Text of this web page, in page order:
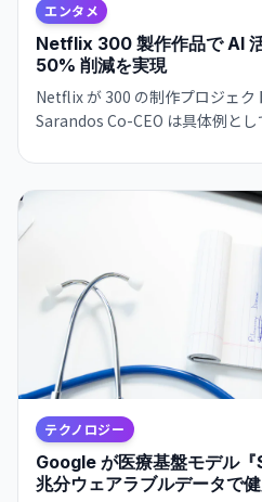
エンタメ
Netflix 300 製作作品で AI
50% 削減を実現
Netflix が 300 の制作プロジェク
Sarandos Co-CEO は具体例と
速・半額で制作したと発表。エ
装の段階へ進んだ。
テクノロジー
Google が医療基盤モデル
兆分ウェアラブルデータで